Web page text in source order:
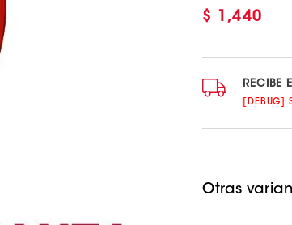
Precio
$ 1,440
RECIBE
Otras